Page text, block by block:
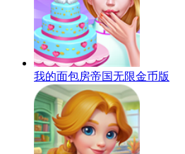
我的面包房帝国无限金币版